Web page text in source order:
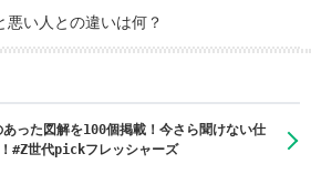
悪い人との違いは何？
あった図解を100個掲載！今さら聞けない仕
#Z世代pickフレッシャーズ